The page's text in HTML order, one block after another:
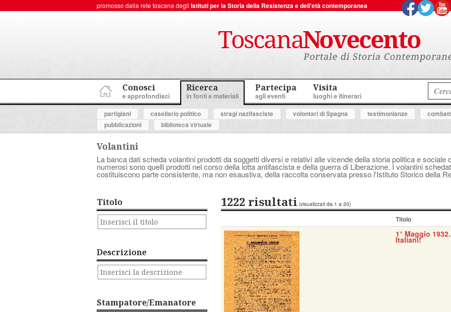
promosso dalla rete toscana degli Istituti per la Storia della Resistenza e dell'età contemporanea
Conosci
e approfondisci
Ricerca
in fonti e materiali
Partecipa
agli eventi
Visita
luoghi e itinerari
partigiani
casellario politico stragi nazifasciste volontari di Spagna testimonianze
pubblicazioni
biblioteca virtuale
Volantini
La banca dati scheda volantini prodotti da soggetti diversi e relativi alle vicende della storia politica e
numerosi sono quelli prodotti nel corso della lotta antifascista e della guerra di Liberazione. I volantini
costituiscono parte consistente, ma non esaustiva, della raccolta conservata presso l'Istituto Storico della
Titolo
Descrizione
Stampatore/Emanatore
1222 risultati (visualizzati da 1 a 20)
Titolo
1° Maggio
Italiani!